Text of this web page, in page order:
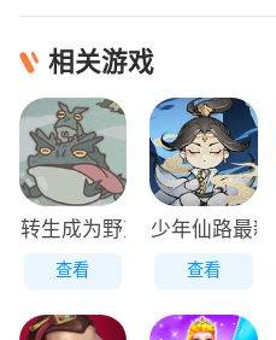
相关游戏
转生成为野蛮人正版
查看
少年仙路最
查看